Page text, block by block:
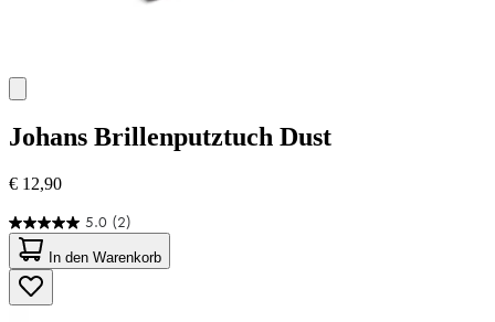
Johans Brillenputztuch Dust
€ 12,90
5.0 (2)
5.0
von
5
Sternen.
2
In den Warenkorb